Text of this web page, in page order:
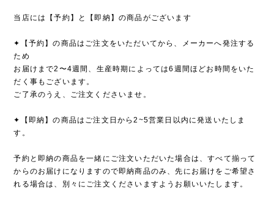
当店には【予約】と【即納】の商品がございます
✦【予約】の商品はご注文をいただいてから、メーカーへ発注する
ため
お届けまで2〜4週間、生産時期によっては6週間ほどお時間をいた
だく事もございます。
ご了承のうえ、ご注文くださいませ。
✦【即納】の商品はご注文日から2~5営業日以内に発送いたしま
す。
予約と即納の商品を一緒にご注文いただいた場合は、すべて揃って
からのお届けになりますので即納商品のみ、先にお届けをご希望さ
れる場合は、別々にご注文くださいますようお願いいたします。